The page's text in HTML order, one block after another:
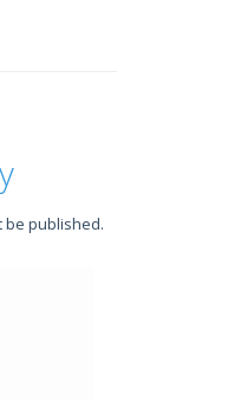
be published.